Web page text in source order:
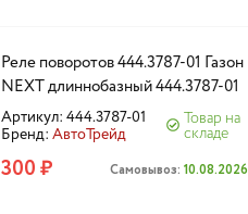
Реле поворотов 444.3787-01 Газон
NEXT длиннобазный 444.3787-01
Артикул: 444.3787-01
Бренд:АвтоТрейд
Товар на
складе
300 ₽ Самовывоз: 10.08.2026